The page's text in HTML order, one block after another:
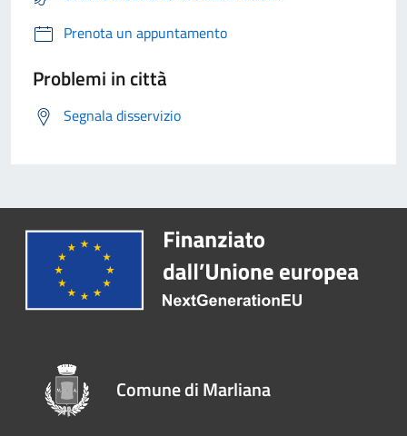
Prenota un appuntamento
Problemi in città
Segnala disservizio
Comune di Marliana